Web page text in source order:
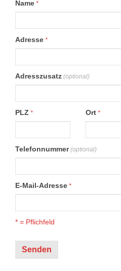
Name *
Adresse *
Adresszusatz (optional)
PLZ * Ort *
Telefonnummer (optional)
E-Mail-Adresse *
* = Pflichfeld